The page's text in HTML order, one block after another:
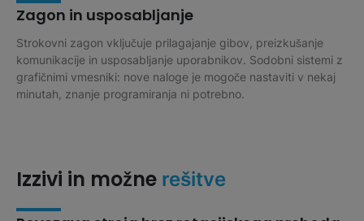
Zagon in usposabljanje
Strokovni zagon vključuje prilagajanje gibov, preizkušanje
komunikacije in usposabljanje uporabnikov. Sodobni sistemi z
grafičnimi vmesniki: nove naloge je mogoče nastaviti v nekaj
minutah, znanje programiranja ni potrebno.
Izzivi in možne rešitve